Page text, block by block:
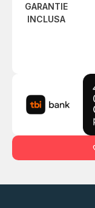
GARANTIE
INCLUSA